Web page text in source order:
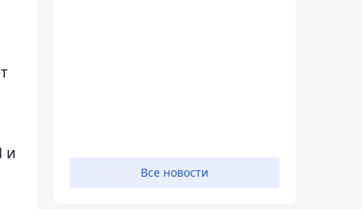
и
Все новости